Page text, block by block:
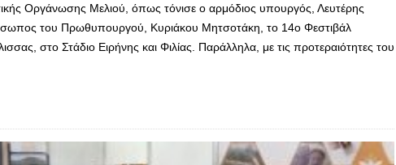
Οργάνωσης Μελιού, όπως τόνισε ο αρμόδιος υπουργός, Λευτέρης
του Πρωθυπουργού, Κυριάκου Μητσοτάκη, το 14ο Φεστιβάλ
στο Στάδιο Ειρήνης και Φιλίας. Παράλληλα, με τις προτεραιότητες του